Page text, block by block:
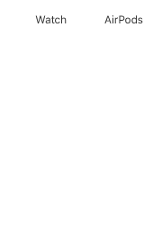
Watch AirPods